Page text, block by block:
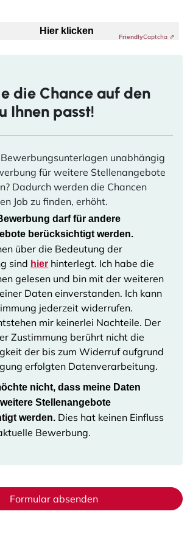
Hier klicken
FriendlyCaptcha ⇗
die Chance auf den
Ihnen passt!
unabhängig
für weitere Stellenangebote
Dadurch werden die Chancen
Job zu finden, erhöht.
darf für andere
berücksichtigt werden.
über die Bedeutung der
sind hier hinterlegt. Ich habe die
gelesen und bin mit der weiteren
Daten einverstanden. Ich kann
jederzeit widerrufen.
mir keinerlei Nachteile. Der
Zustimmung berührt nicht die
der bis zum Widerruf aufgrund
erfolgten Datenverarbeitung.
nicht, dass meine Daten
Stellenangebote
werden. Dies hat keinen Einfluss
Bewerbung.
Formular absenden